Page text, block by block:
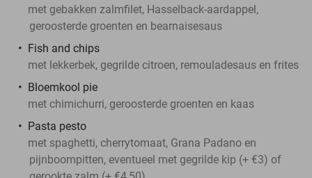
met gebakken zalmfilet, Hasselback-aardappel,
geroosterde groenten en bearnaisesaus
Fish and chips
met lekkerbek, gegrilde citroen, remouladesaus en frites
Bloemkool pie
met chimichurri, geroosterde groenten en kaas
Pasta pesto
met spaghetti, cherrytomaat, Grana Padano en
pijnboompitten, eventueel met gegrilde kip (+ €3) of